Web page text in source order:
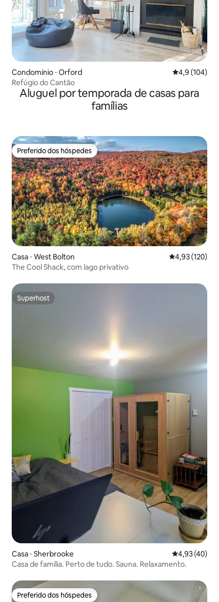
Condomínio ⋅ Orford 4,9 de uma
4,9 (104)
Refúgio do Cantão
Aluguel por temporada de casas para
famílias
Preferido dos hóspedes
Preferido dos hóspedes
Casa ⋅ West Bolton 4,93 de uma
4,93 (120)
The Cool Shack, com lago privativo
Superhost
Superhost
Casa ⋅ Sherbrooke 4,93 de uma
4,93 (40)
Casa de família. Perto de tudo. Sauna. Relaxamento.
Preferido dos hóspedes
Preferido dos hóspedes